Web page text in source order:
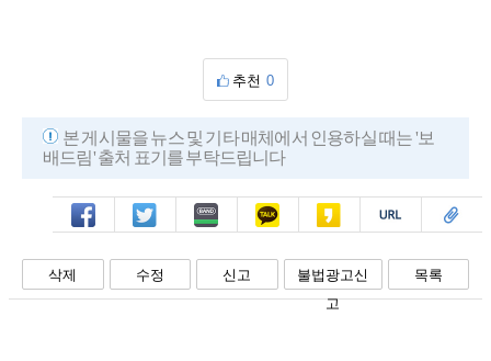
추천 0
본 게시물을 뉴스 및 기타 매체에서 인용하실 때는 '보
배드림' 출처 표기를 부탁드립니다
페북 트윗 밴드 카톡 카스 복사 스크랩
삭제 수정 신고
불법광고신
고
목록